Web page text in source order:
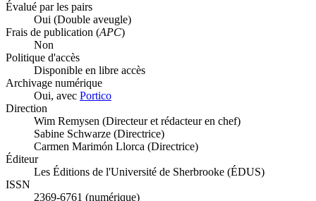
Évalué par les pairs
Oui (Double aveugle)
Frais de publication (APC)
Non
Politique d'accès
Disponible en libre accès
Archivage numérique
Oui, avec Portico
Direction
Wim Remysen (Directeur et rédacteur en chef)
Sabine Schwarze (Directrice)
Carmen Marimón Llorca (Directrice)
Éditeur
Les Éditions de l'Université de Sherbrooke (ÉDUS)
ISSN
2369-6761 (numérique)